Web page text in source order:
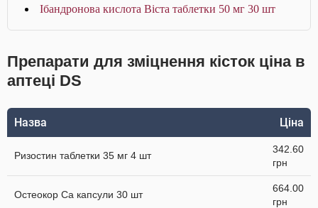
Ібандронова кислота Віста таблетки 50 мг 30 шт
Препарати для зміцнення кісток ціна в
аптеці DS
Назва Ціна
Ризостин таблетки 35 мг 4 шт
342.60
грн
Остеокор Cа капсули 30 шт
664.00
грн